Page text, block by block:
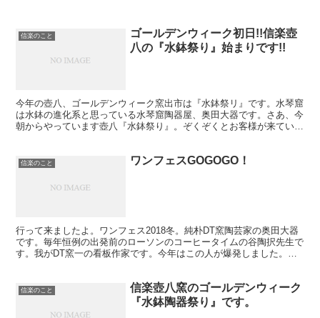
信楽のこと
ゴールデンウィーク初日!!信楽壺
八の『水鉢祭り』始まりです!!
今年の壺八、ゴールデンウィーク窯出市は『水鉢祭リ』です。水琴窟
は水鉢の進化系と思っている水琴窟陶器屋、奥田大器です。さあ、今
朝からやっています壺八『水鉢祭り』。ぞくぞくとお客様が来ていま
信楽のこと ワンフェスGOGOGO！
行って来ましたよ。ワンフェス2018冬。純朴DT窯陶芸家の奥田大器
です。毎年恒例の出発前のローソンのコーヒータイムの谷陶択先生で
す。我がDT窯一の看板作家です。今年はこの人が爆発しました。つ
信楽のこと
信楽壺八窯のゴールデンウィーク
『水鉢陶器祭り』です。